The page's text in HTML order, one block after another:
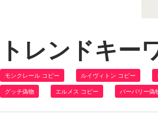
トレンドキー
モンクレール コピー ルイヴィトン コピー
グッチ偽物 エルメス コピー バーバリー偽